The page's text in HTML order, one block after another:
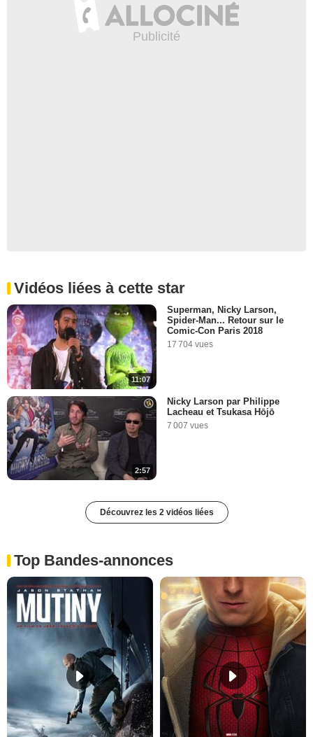
Vidéos liées à cette star
11:07
Superman, Nicky Larson,
Spider-Man... Retour sur le
Comic-Con Paris 2018
17 704 vues
2:57
Nicky Larson par Philippe
Lacheau et Tsukasa Hōjō
7 007 vues
Découvrez les 2 vidéos liées
Top Bandes-annonces